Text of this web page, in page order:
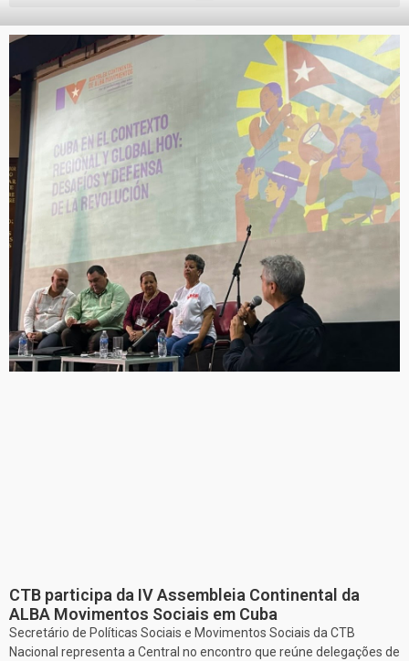
CTB participa da IV Assembleia Continental da
ALBA Movimentos Sociais em Cuba
Secretário de Políticas Sociais e Movimentos Sociais da CTB
Nacional representa a Central no encontro que reúne delegações de